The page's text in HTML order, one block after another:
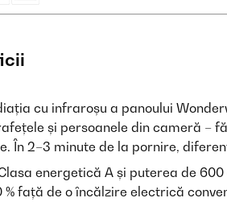
cu infraroșu a panoului
și persoanele din cameră –
În 2–3 minute de la pornire,
energetică A și puterea de 600
față de o încălzire electrică